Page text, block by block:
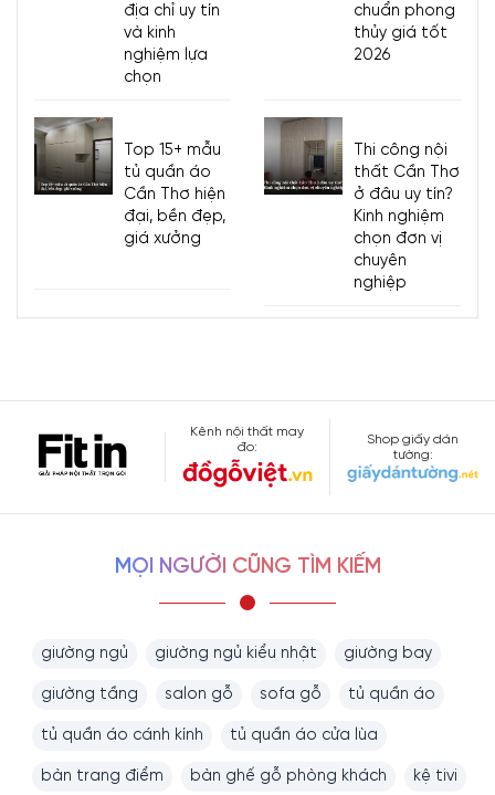
địa chỉ uy tín
và kinh
nghiệm lựa
chọn
chuẩn phong
thủy giá tốt
2026
Top 15+ mẫu
tủ quần áo
Cần Thơ hiện
đại, bền đẹp,
giá xưởng
Thi công nội
thất Cần Thơ
ở đâu uy tín?
Kinh nghiệm
chọn đơn vị
chuyên
nghiệp
Kênh nội thất may
đo:
Shop giấy dán
tường:
MỌI NGƯỜI CŨNG TÌM KIẾM
giường ngủ giường ngủ kiểu nhật giường bay
giường tầng salon gỗ sofa gỗ tủ quần áo
tủ quần áo cánh kính tủ quần áo cửa lùa
bàn trang điểm bàn ghế gỗ phòng khách kệ tivi